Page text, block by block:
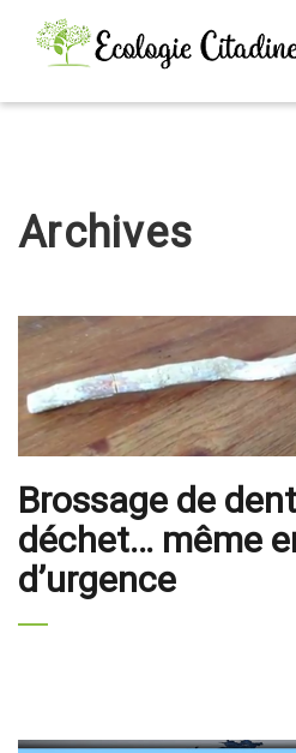
Archives
Brossage de
déchet… même
d’urgence